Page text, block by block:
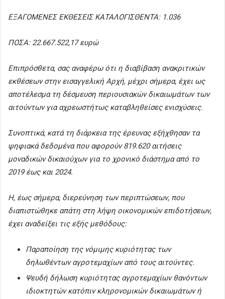
ΕΞΑΓΟΜΕΝΕΣ ΕΚΘΕΣΕΙΣ ΚΑΤΑΛΟΓΙΣΘΕΝΤΑ: 1.036
ΠΟΣΑ: 22.667.522,17 ευρώ
Επιπρόσθετα, σας αναφέρω ότι η διαβίβαση ανακριτικών
εκθέσεων στην εισαγγελική Aρχή, μέχρι σήμερα, έχει ως
αποτέλεσμα τη δέσμευση περιουσιακών δικαιωμάτων των
αιτούντων για αχρεωστήτως καταβληθείσες ενισχύσεις.
Συνοπτικά, κατά τη διάρκεια της έρευνας εξήχθησαν τα
ψηφιακά δεδομένα που αφορούν 819.620 αιτήσεις
μοναδικών δικαιούχων για το χρονικό διάστημα από το
2019 έως και 2024.
Η, έως σήμερα, διερεύνηση των περιπτώσεων, που
διαπιστώθηκε απάτη στη λήψη οικονομικών επιδοτήσεων,
έχει αναδείξει τις εξής μεθόδους:
Παραποίηση της νόμιμης κυριότητας των
δηλωθέντων αγροτεμαχίων από τους αιτούντες.
Ψευδή δήλωση κυριότητας αγροτεμαχίων θανόντων
ιδιοκτητών κατόπιν κληρονομικών δικαιωμάτων ή